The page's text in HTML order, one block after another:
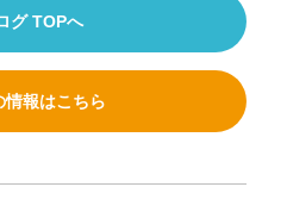
グ TOPへ
情報はこちら